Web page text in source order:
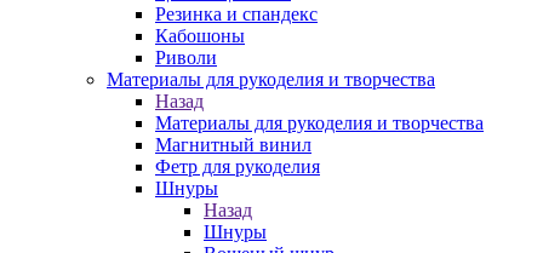
Резинка и спандекс
Кабошоны
Риволи
Материалы для рукоделия и творчества
Назад
Материалы для рукоделия и творчества
Магнитный винил
Фетр для рукоделия
Шнуры
Назад
Шнуры